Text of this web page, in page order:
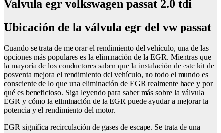
Valvula egr volkswagen passat 2.0 tdi
Ubicación de la válvula egr del vw passat
Cuando se trata de mejorar el rendimiento del vehículo, una de las
opciones más populares es la eliminación de la EGR. Mientras que
la mayoría de los conductores saben que la instalación de este kit de
posventa mejora el rendimiento del vehículo, no todo el mundo es
consciente de lo que una eliminación de EGR realmente hace y por
qué es beneficioso. Siga leyendo para saber más sobre la válvula
EGR y cómo la eliminación de la EGR puede ayudar a mejorar la
potencia y el rendimiento del motor.
EGR significa recirculación de gases de escape. Se trata de una